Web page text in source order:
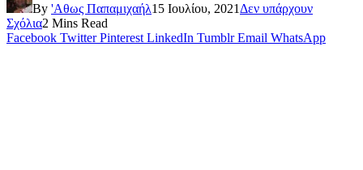
By 'Αθως Παπαμιχαήλ15 Ιουλίου, 2021 Δεν υπάρχουν
Σχόλια2 Mins Read
Facebook Twitter Pinterest LinkedIn Tumblr Email WhatsApp